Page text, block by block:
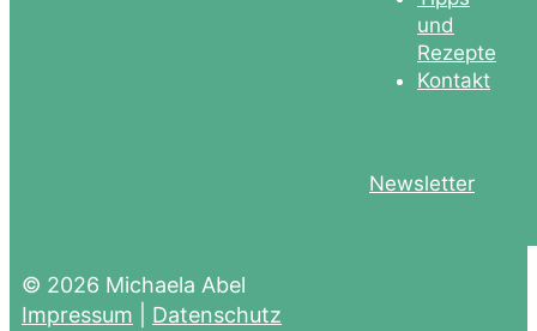
und
Rezepte
Kontakt
Newsletter
© 2026 Michaela Abel
Impressum
Datenschutz